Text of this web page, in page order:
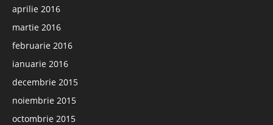
aprilie 2016
martie 2016
februarie 2016
ianuarie 2016
decembrie 2015
noiembrie 2015
octombrie 2015